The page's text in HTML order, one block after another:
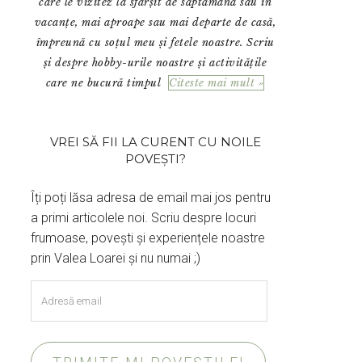
vacanțe, mai aproape sau mai departe de casă,
împreună cu soțul meu și fetele noastre. Scriu
și despre hobby-urile noastre și activitățile
care ne bucură timpul Citeste mai mult »
VREI SĂ FII LA CURENT CU NOILE
POVEȘTI?
Îți poți lăsa adresa de email mai jos pentru
a primi articolele noi. Scriu despre locuri
frumoase, povești și experiențele noastre
prin Valea Loarei și nu numai ;)
email